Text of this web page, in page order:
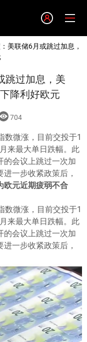
美联储6月或跳过加息，
跳过加息，美
降利好欧元
704
数微涨，目前交投于1
来最大单日跌幅。此
的会议上跳过一次加
一步收紧政策后，
欧元近期疲弱不合
数微涨，目前交投于1
来最大单日跌幅。此
的会议上跳过一次加
一步收紧政策后，